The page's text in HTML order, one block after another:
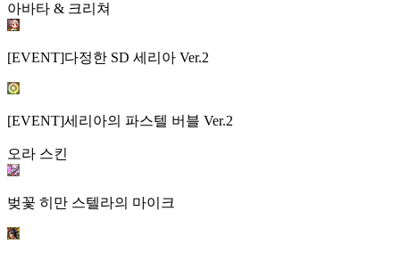
아바타 & 크리쳐
[EVENT]다정한 SD 세리아 Ver.2
[EVENT]세리아의 파스텔 버블 Ver.2
오라 스킨
벚꽃 히만 스텔라의 마이크